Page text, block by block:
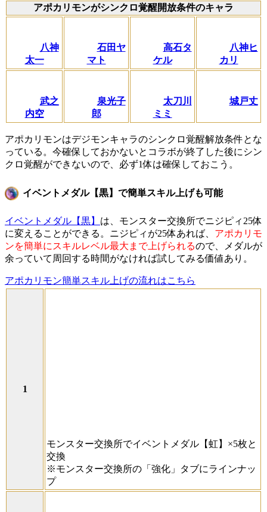
アポカリモンがシンクロ覚醒開放条件のキャラ
八神
太一
石田ヤ
マト
高石タ
ケル
八神ヒ
カリ
武之
内空
泉光子
郎
太刀川
ミミ
城戸丈
アポカリモンはデジモンキャラのシンクロ覚醒解放条件とな
っている。今確保しておかないとコラボが終了した後にシン
クロ覚醒ができないので、必ず1体は確保しておこう。
イベントメダル【黒】で簡単スキル上げも可能
イベントメダル【黒】 は、モンスター交換所でニジピィ25体
に変えることができる。ニジピィが25体あれば、 アポカリモ
ンを簡単にスキルレベル最大まで上げられるので、メダルが
余っていて周回する時間がなければ試してみる価値あり。
アポカリモン簡単スキル上げの流れはこちら
モンスター交換所でイベントメダル【虹】×5枚と
交換
※モンスター交換所の「強化」タブにラインナッ
プ